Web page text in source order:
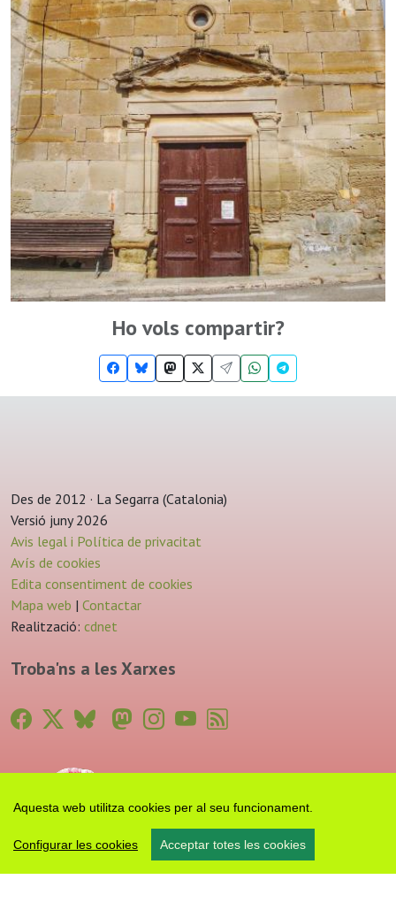
Aquesta web utilitza cookies per al seu funcionament.
Configurar les cookies Acceptar totes les cookies
Ho vols compartir?
Des de 2012 · La Segarra (Catalonia)
Versió juny 2026
Avis legal i Política de privacitat
Avís de cookies
Edita consentiment de cookies
Mapa web | Contactar
Realització: cdnet
Troba'ns a les Xarxes